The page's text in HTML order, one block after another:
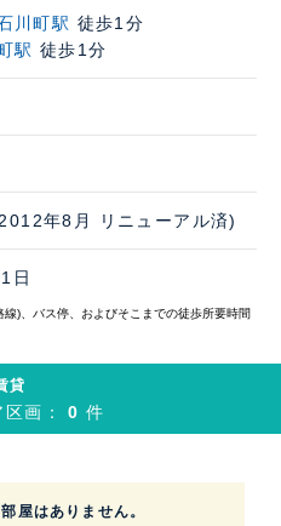
川町駅 徒歩1分
駅 徒歩1分
年8月 リニューアル済)
日
)、バス停、およびそこまでの徒歩所要時間
貸
区画：0件
屋はありません。